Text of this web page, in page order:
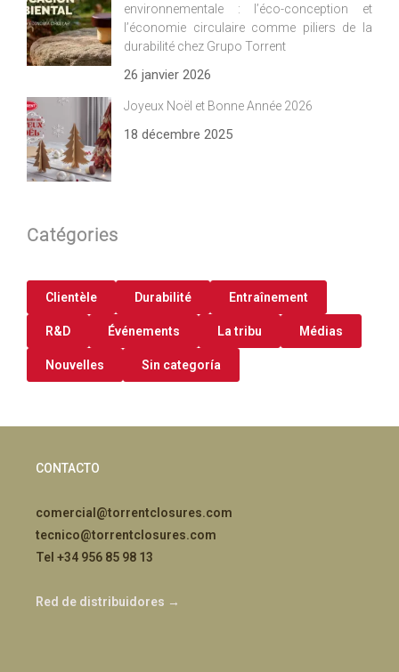
environnementale : l’éco-conception et
l’économie circulaire comme piliers de la
durabilité chez Grupo Torrent
26 janvier 2026
Joyeux Noël et Bonne Année 2026
18 décembre 2025
Catégories
Clientèle Durabilité Entraînement
R&D Événements La tribu Médias
Nouvelles Sin categoría
CONTACTO
comercial@torrentclosures.com
tecnico@torrentclosures.com
Tel +34 956 85 98 13
Red de distribuidores →